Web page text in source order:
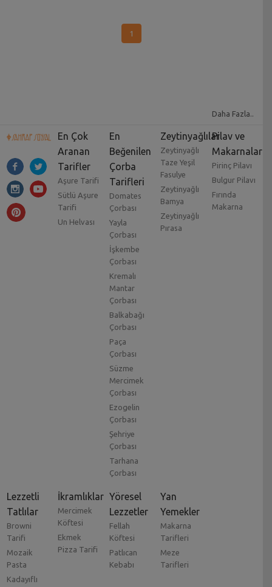
1
Daha Fazla..
En Çok
Aranan
Tarifler
Aşure Tarifi
Sütlü Aşure
Tarifi
Un Helvası
En
Beğenilen
Çorba
Tarifleri
Domates
Çorbası
Yayla
Çorbası
İşkembe
Çorbası
Kremalı
Mantar
Çorbası
Balkabağı
Çorbası
Paça
Çorbası
Süzme
Mercimek
Çorbası
Ezogelin
Çorbası
Şehriye
Çorbası
Tarhana
Çorbası
Zeytinyağlılar
Zeytinyağlı
Taze Yeşil
Fasulye
Zeytinyağlı
Bamya
Zeytinyağlı
Pırasa
Pilav ve
Makarnalar
Pirinç Pilavı
Bulgur Pilavı
Fırında
Makarna
Lezzetli
Tatlılar
Browni
Tarifi
Mozaik
Pasta
Kadayıflı
İkramlıklar
Mercimek
Köftesi
Ekmek
Pizza Tarifi
Yöresel
Lezzetler
Fellah
Köftesi
Patlıcan
Kebabı
Yan
Yemekler
Makarna
Tarifleri
Meze
Tarifleri